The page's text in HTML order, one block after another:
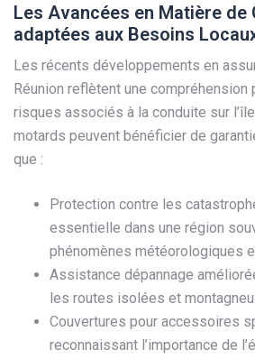
Les Avancées en Matière de
adaptées aux Besoins
Les récents développements en
Réunion reflètent une
risques associés à la conduite sur
motards peuvent bénéficier de
que :
Protection contre les
essentielle dans une région
phénomènes météorologiques
Assistance dépannage
les routes isolées et
Couvertures pour accessoires
reconnaissant l’importance de